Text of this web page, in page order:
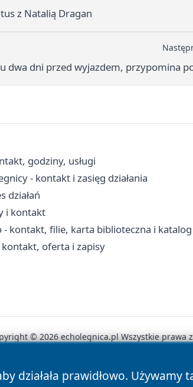
z Natalią Dragan
dwa dni przed wyjazdem, przypomina
godziny, usługi
- kontakt i zasięg działania
działań
i kontakt
- kontakt, filie, karta biblioteczna i
kontakt, oferta i zapisy
działała prawidłowo.
© 2026 echolegnica.pl Wszystkie prawa
Autorzy Polityka Prywatności